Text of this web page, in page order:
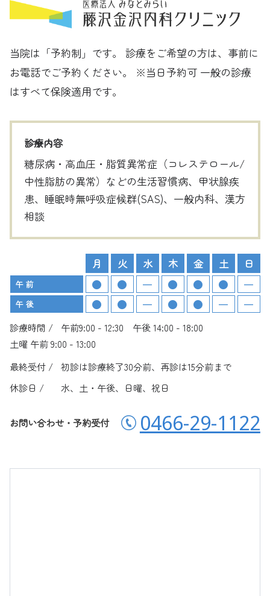
当院は「予約制」です。 診療をご希望の方は、事前に
お電話でご予約ください。 ※当日予約可 一般の診療
はすべて保険適用です。
診療内容
糖尿病・高血圧・脂質異常症（コレステロール/
中性脂肪の異常）などの生活習慣病、甲状腺疾
患、睡眠時無呼吸症候群(SAS)、一般内科、漢方
相談
月 火 水 木 金 土 日
午 前
午 後
診療時間 /
午前9:00 - 12:30 午後 14:00 - 18:00
土曜 午前 9:00 - 13:00
最終受付 /
初診は診療終了30分前、再診は15分前まで
休診日 /
水、土・午後、日曜、祝日
お問い合わせ・予約受付 0466-29-1122